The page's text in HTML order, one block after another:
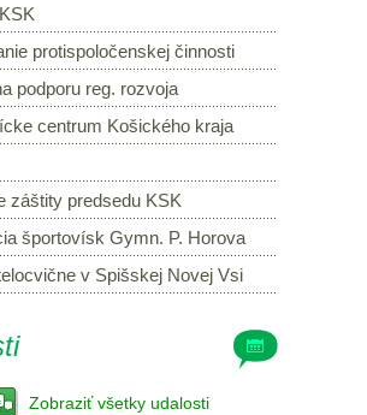
protispoločenskej činnosti
podporu reg. rozvoja
centrum Košického kraja
záštity predsedu KSK
športovísk Gymn. P. Horova
v Spišskej Novej Vsi
Zobraziť všetky udalosti